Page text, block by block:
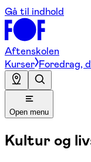
Gå til indhold
Aftenskolen
Kurser Foredrag,
Open menu
Kultur og